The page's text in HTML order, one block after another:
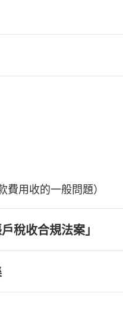
費用收的一般問題）
稅收合規法案」